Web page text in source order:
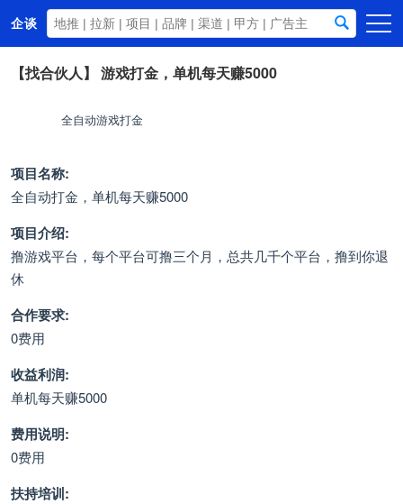
企谈
首页
关于我们
【找合伙人】 游戏打金，单机每天赚5000
全自动游戏打金
项目名称:
全自动打金，单机每天赚5000
项目介绍:
撸游戏平台，每个平台可撸三个月，总共几千个平台，撸到你退
休
合作要求:
0费用
收益利润:
单机每天赚5000
费用说明:
0费用
扶持培训: